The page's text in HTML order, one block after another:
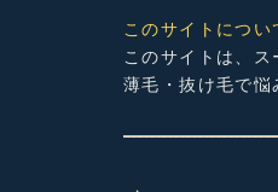
このサイトについ
このサイトは、
薄毛・抜け毛で悩